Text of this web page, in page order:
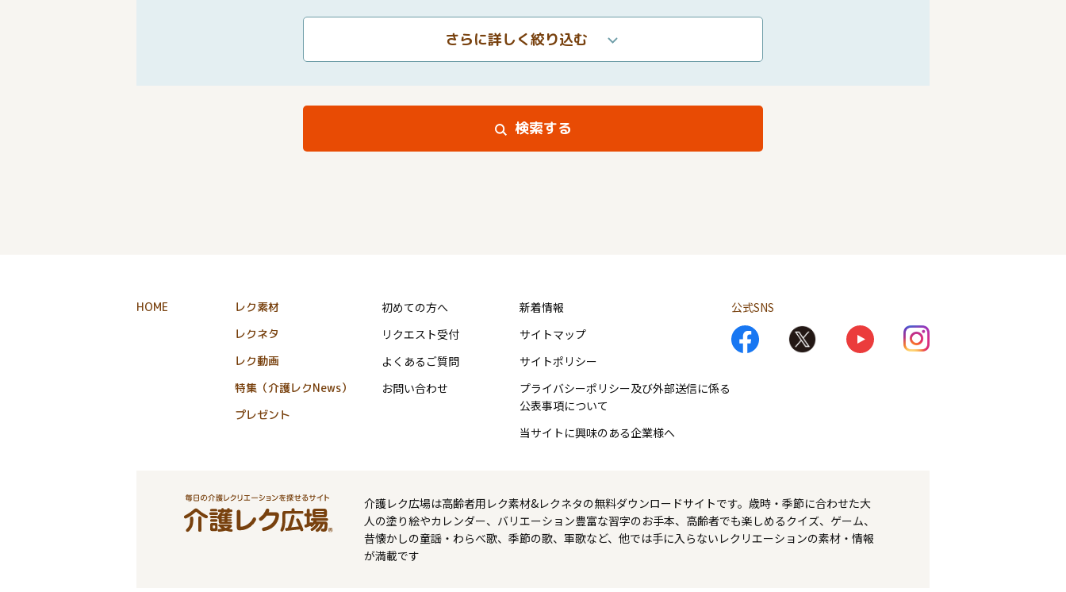
さらに詳しく絞り込む
検索する
HOME
レク素材
レクネタ
レク動画
特集（介護レクNews）
プレゼント
初めての方へ
リクエスト受付
よくあるご質問
お問い合わせ
新着情報
サイトマップ
サイトポリシー
プライバシーポリシー及び外部送信に係る
公表事項について
当サイトに興味のある企業様へ
公式SNS
介護レク広場は高齢者用レク素材&レクネタの無料ダウンロードサイトです。歳時・季節に合わせた大
人の塗り絵やカレンダー、バリエーション豊富な習字のお手本、高齢者でも楽しめるクイズ、ゲーム、
昔懐かしの童謡・わらべ歌、季節の歌、軍歌など、他では手に入らないレクリエーションの素材・情報
が満載です